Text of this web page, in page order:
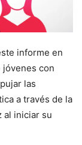
informe en
jóvenes con
las
a través de la
al iniciar su